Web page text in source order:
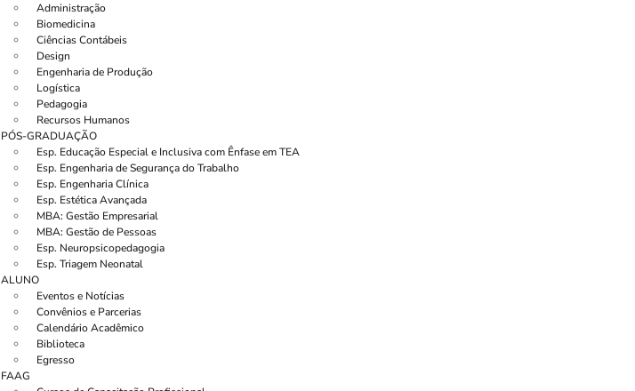
Administração
Biomedicina
Ciências Contábeis
Design
Engenharia de Produção
Logística
Pedagogia
Recursos Humanos
PÓS-GRADUAÇÃO
Esp. Educação Especial e Inclusiva com Ênfase em TEA
Esp. Engenharia de Segurança do Trabalho
Esp. Engenharia Clínica
Esp. Estética Avançada
MBA: Gestão Empresarial
MBA: Gestão de Pessoas
Esp. Neuropsicopedagogia
Esp. Triagem Neonatal
ALUNO
Eventos e Notícias
Convênios e Parcerias
Calendário Acadêmico
Biblioteca
Egresso
FAAG